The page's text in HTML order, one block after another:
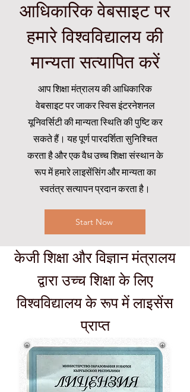
आधिकारिक वेबसाइट पर
हमारे विश्वविद्यालय की
मान्यता सत्यापित करें
आप शिक्षा मंत्रालय की आधिकारिक
वेबसाइट पर जाकर स्विस इंटरनेशनल
यूनिवर्सिटी की मान्यता स्थिति की पुष्टि कर
सकते हैं। यह पूर्ण पारदर्शिता सुनिश्चित
करता है और एक वैध उच्च शिक्षा संस्थान के
रूप में हमारे लाइसेंसिंग और मान्यता का
स्वतंत्र सत्यापन प्रदान करता है।
Start Now
केजी शिक्षा और विज्ञान मंत्रालय
द्वारा उच्च शिक्षा के लिए
विश्वविद्यालय के रूप में लाइसेंस
प्राप्त